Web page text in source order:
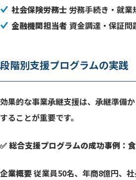
社会保険労務士 労務手続き・就業
金融機関担当者 資金調達・保証問
段階別支援プログラムの実践
効果的な事業承継支援は、承継準備
することが重要です。
✅ 総合支援プログラムの成功事例：
企業概要従業員50名、年商8億円、